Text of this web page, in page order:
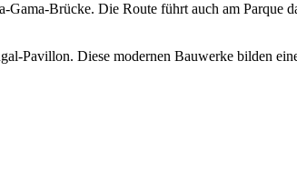
Brücke. Die Route führt auch am Parque
Pavillon. Diese modernen Bauwerke bilden